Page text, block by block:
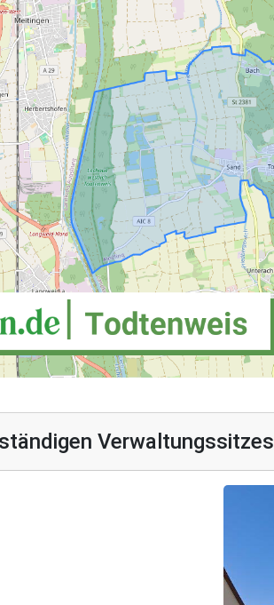
Verwaltungssitzes